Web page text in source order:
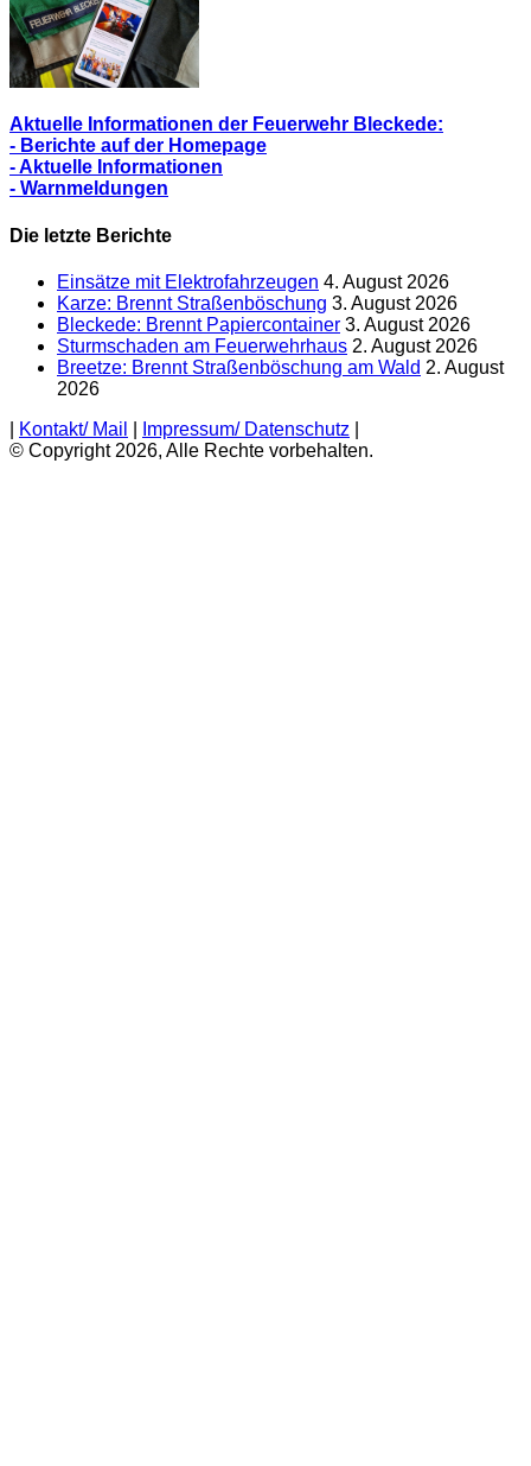
Aktuelle Informationen der Feuerwehr Bleckede:
- Berichte auf der Homepage
- Aktuelle Informationen
- Warnmeldungen
Die letzte Berichte
Einsätze mit Elektrofahrzeugen 4. August 2026
Karze: Brennt Straßenböschung 3. August 2026
Bleckede: Brennt Papiercontainer 3. August 2026
Sturmschaden am Feuerwehrhaus 2. August 2026
Breetze: Brennt Straßenböschung am Wald 2. August
2026
Kontakt/ Mail Impressum/ Datenschutz
© Copyright 2026, Alle Rechte vorbehalten.